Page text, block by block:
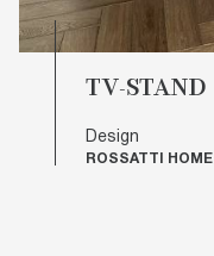
TV-STAND
Design
ROSSATTI HOME